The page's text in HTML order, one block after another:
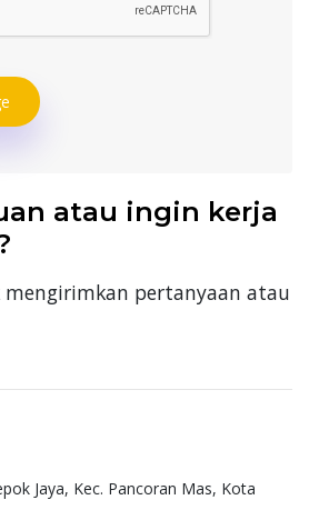
atau ingin kerja
mengirimkan pertanyaan atau
Jaya, Kec. Pancoran Mas, Kota